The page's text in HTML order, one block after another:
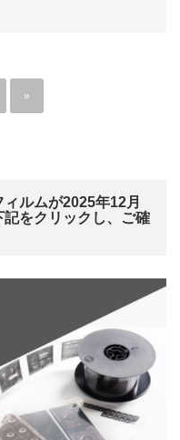
»
ィルムが2025年12月
をクリックし、ご確